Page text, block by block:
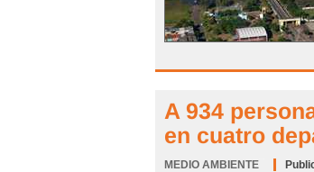
A 934
en cuatro
MEDIO AMBIENTE